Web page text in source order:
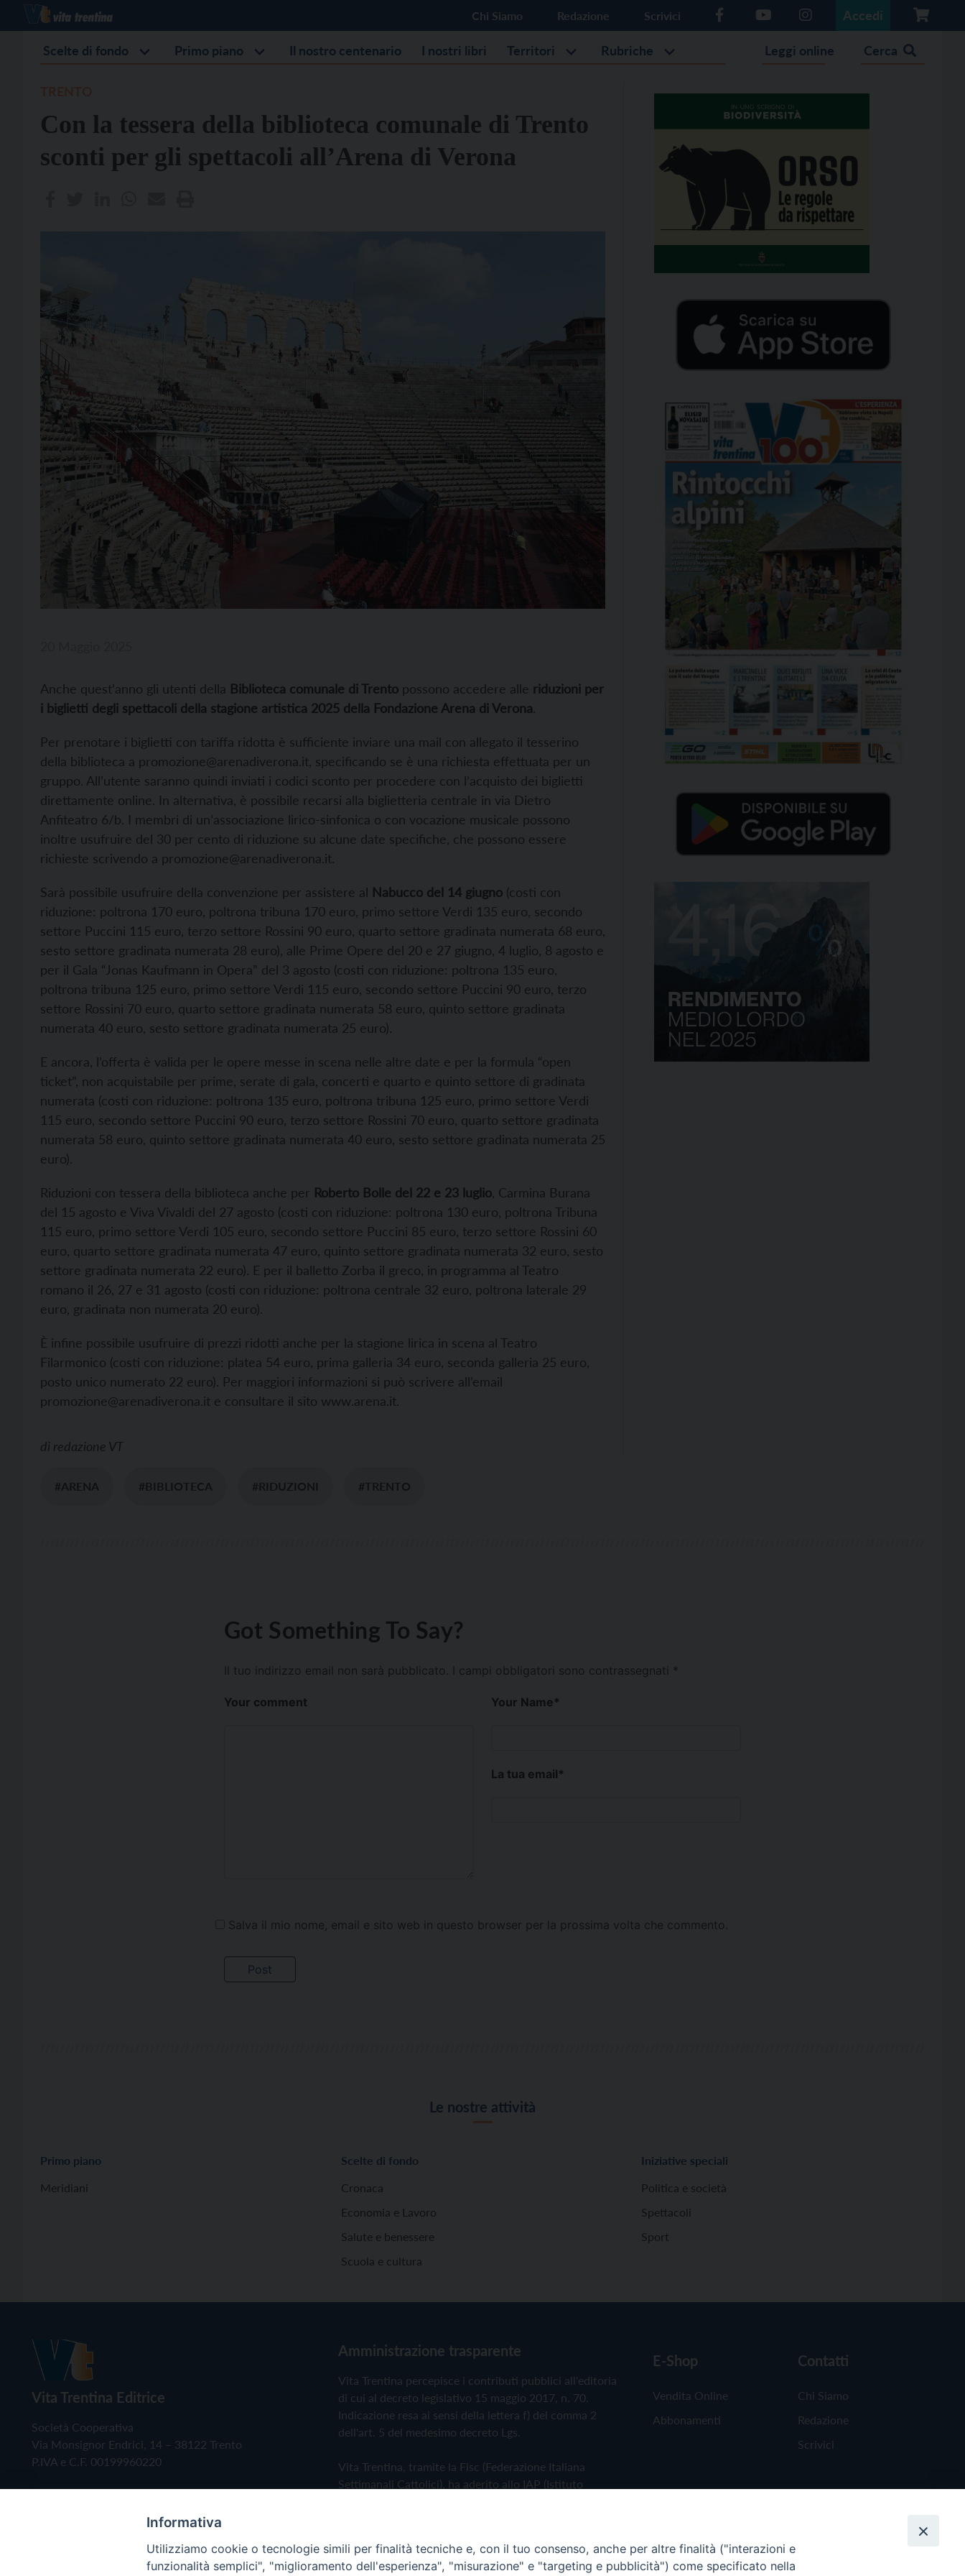
Chi Siamo Redazione Scrivici Accedi
Scelte di fondo Primo piano Il nostro centenario I nostri libri Territori Rubriche Leggi online Cerca
Con la tessera della biblioteca comunale di Trento
sconti per gli spettacoli all’Arena di Verona
Anche quest’anno gli utenti della Biblioteca comunale di Trento possono accedere alle riduzioni per
i biglietti degli spettacoli della stagione artistica 2025 della Fondazione Arena di Verona.
Per prenotare i biglietti con tariffa ridotta è sufficiente inviare una mail con allegato il tesserino
della biblioteca a promozione@arenadiverona.it, specificando se è una richiesta effettuata per un
gruppo. All’utente saranno quindi inviati i codici sconto per procedere con l’acquisto dei biglietti
direttamente online. In alternativa, è possibile recarsi alla biglietteria centrale in via Dietro
Anfiteatro 6/b. I membri di un’associazione lirico-sinfonica o con vocazione musicale possono
inoltre usufruire del 30 per cento di riduzione su alcune date specifiche, che possono essere
richieste scrivendo a promozione@arenadiverona.it.
Sarà possibile usufruire della convenzione per assistere al Nabucco del 14 giugno (costi con
riduzione: poltrona 170 euro, poltrona tribuna 170 euro, primo settore Verdi 135 euro, secondo
settore Puccini 115 euro, terzo settore Rossini 90 euro, quarto settore gradinata numerata 68 euro,
sesto settore gradinata numerata 28 euro), alle Prime Opere del 20 e 27 giugno, 4 luglio, 8 agosto e
per il Gala “Jonas Kaufmann in Opera” del 3 agosto (costi con riduzione: poltrona 135 euro,
poltrona tribuna 125 euro, primo settore Verdi 115 euro, secondo settore Puccini 90 euro, terzo
settore Rossini 70 euro, quarto settore gradinata numerata 58 euro, quinto settore gradinata
numerata 40 euro, sesto settore gradinata numerata 25 euro).
E ancora, l’offerta è valida per le opere messe in scena nelle altre date e per la formula “open
ticket”, non acquistabile per prime, serate di gala, concerti e quarto e quinto settore di gradinata
numerata (costi con riduzione: poltrona 135 euro, poltrona tribuna 125 euro, primo settore Verdi
115 euro, secondo settore Puccini 90 euro, terzo settore Rossini 70 euro, quarto settore gradinata
numerata 58 euro, quinto settore gradinata numerata 40 euro, sesto settore gradinata numerata 25
euro).
Riduzioni con tessera della biblioteca anche per Roberto Bolle del 22 e 23 luglio , Carmina Burana
del 15 agosto e Viva Vivaldi del 27 agosto (costi con riduzione: poltrona 130 euro, poltrona Tribuna
115 euro, primo settore Verdi 105 euro, secondo settore Puccini 85 euro, terzo settore Rossini 60
euro, quarto settore gradinata numerata 47 euro, quinto settore gradinata numerata 32 euro, sesto
settore gradinata numerata 22 euro). E per il balletto Zorba il greco, in programma al Teatro
romano il 26, 27 e 31 agosto (costi con riduzione: poltrona centrale 32 euro, poltrona laterale 29
euro, gradinata non numerata 20 euro).
È infine possibile usufruire di prezzi ridotti anche per la stagione lirica in scena al Teatro
Filarmonico (costi con riduzione: platea 54 euro, prima galleria 34 euro, seconda galleria 25 euro,
posto unico numerato 22 euro). Per maggiori informazioni si può scrivere all’email
promozione@arenadiverona.it e consultare il sito www.arena.it.
di redazione VT
#ARENA #BIBLIOTECA #RIDUZIONI #TRENTO
Got Something To Say?
Il tuo indirizzo email non sarà pubblicato. I campi obbligatori sono contrassegnati *
Your comment Your Name*
La tua email*
Salva il mio nome, email e sito web in questo browser per la prossima volta che commento.
Le nostre attività
Primo piano
Meridiani
Scelte di fondo
Cronaca
Economia e Lavoro
Salute e benessere
Scuola e cultura
Iniziative speciali
Politica e società
Spettacoli
Sport
Vita Trentina Editrice
Società Cooperativa
Via Monsignor Endrici, 14 – 38122 Trento
P.IVA e C.F. 00199960220
Amministrazione trasparente
Vita Trentina percepisce i contributi pubblici all'editoria
di cui al decreto legislativo 15 maggio 2017, n. 70.
Indicazione resa ai sensi della lettera f) del comma 2
dell'art. 5 del medesimo decreto Lgs.
Vita Trentina, tramite la Fisc (Federazione Italiana
Settimanali Cattolici), ha aderito allo IAP (Istituto
Privacy Policy Cookie Policy
E-Shop
Vendita Online
Abbonamenti
Contatti
Chi Siamo
Redazione
Scrivici
Informativa
Utilizziamo cookie o tecnologie simili per finalità tecniche e, con il tuo consenso, anche per altre finalità ("interazioni e
funzionalità semplici", "miglioramento dell'esperienza", "misurazione" e "targeting e pubblicità") come specificato nella